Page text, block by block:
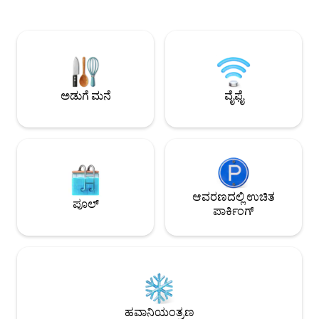
ಬೋಶ್ ಬಂದರಿನಿಂದ ಕೆಲವೇ ನಿಮಿಷಗಳ ದೂರ.
ಉಚಿತ ರಸ್ತೆ ಪಾರ್ಕಿಂಗ್ ಹೊಂದಿರುವ ಶಾಂತಿಯುತ
ನೆರೆಹೊರೆಯಲ್ಲಿ ನೆಲೆಗೊಂಡಿದೆ, ವಿಶ್ರಾಂತಿ ಮತ್ತು
ಅನ್ವೇಷಣೆಗೆ ಸೂಕ್ತವಾಗಿದೆ.
ಕನ್ವೀನಿಯನ್ಸ್
ವಿಶ್ರಾಂತಿ ಮತ್ತು
ವಾಸ್ತವ್ಯ!
ಅಡುಗೆ ಮನೆ ವೈಫೈ
ಪೂಲ್
ಆವರಣದಲ್ಲಿ ಉಚಿತ
ಪಾರ್ಕಿಂಗ್
ಹವಾನಿಯಂತ್ರಣ